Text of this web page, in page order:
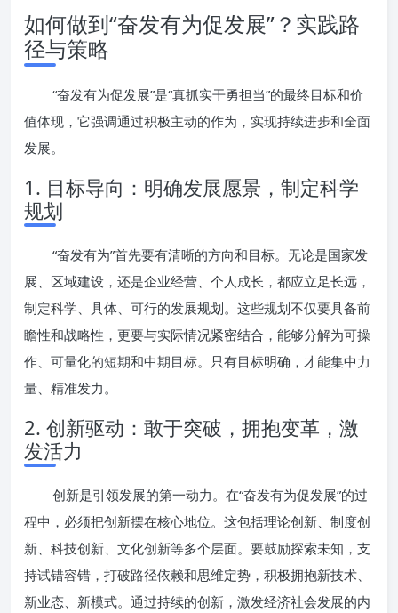
如何做到“奋发有为促发展”？实践路
径与策略
“奋发有为促发展”是“真抓实干勇担当”的最终目标和价
值体现，它强调通过积极主动的作为，实现持续进步和全面
发展。
1. 目标导向：明确发展愿景，制定科学
规划
“奋发有为”首先要有清晰的方向和目标。无论是国家发
展、区域建设，还是企业经营、个人成长，都应立足长远，
制定科学、具体、可行的发展规划。这些规划不仅要具备前
瞻性和战略性，更要与实际情况紧密结合，能够分解为可操
作、可量化的短期和中期目标。只有目标明确，才能集中力
量、精准发力。
2. 创新驱动：敢于突破，拥抱变革，激
发活力
创新是引领发展的第一动力。在“奋发有为促发展”的过
程中，必须把创新摆在核心地位。这包括理论创新、制度创
新、科技创新、文化创新等多个层面。要鼓励探索未知，支
持试错容错，打破路径依赖和思维定势，积极拥抱新技术、
新业态、新模式。通过持续的创新，激发经济社会发展的内